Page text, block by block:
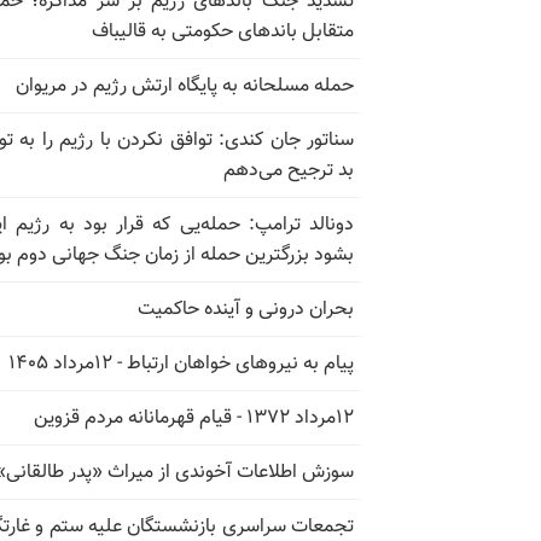
متقابل باندهای حکومتی به قالیباف
حمله مسلحانه به پایگاه ارتش رژیم در مریوان
سناتور جان کندی: توافق نکردن با رژیم را به
بد ترجیح می‌دهم
دونالد ترامپ: حمله‌یی که قرار بود به رژیم
بشود بزرگترین حمله از زمان جنگ جهانی دوم
بحران درونی و آینده حاکمیت
پیام به نیروهای خواهان ارتباط - ۱۲مرداد ۱۴۰۵
۱۲مرداد ۱۳۷۲ - قیام قهرمانانه مردم قزوین
سوزش اطلاعات آخوندی از میراث «پدر
تجمعات سراسری بازنشستگان علیه ستم و